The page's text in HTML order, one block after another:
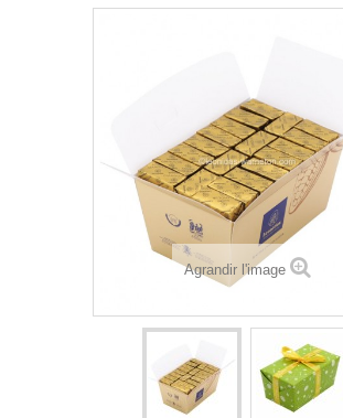
Agrandir l'image